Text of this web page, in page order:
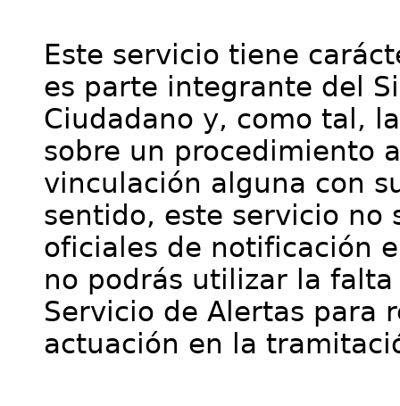
Este servicio tiene
es parte integrante del
Ciudadano y, como tal,
sobre un procedimiento
vinculación alguna con
sentido, este servicio no
oficiales de notificación
no podrás utilizar la
Servicio de Alertas para
actuación en la